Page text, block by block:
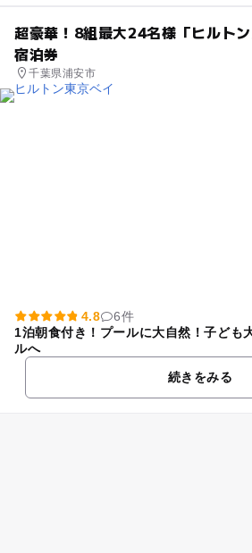
超豪華！8組最大24名様「ヒルト
宿泊券
千葉県浦安市
4.8
6件
1泊朝食付き！プールに大自然！子ども
ルへ
続きをみる